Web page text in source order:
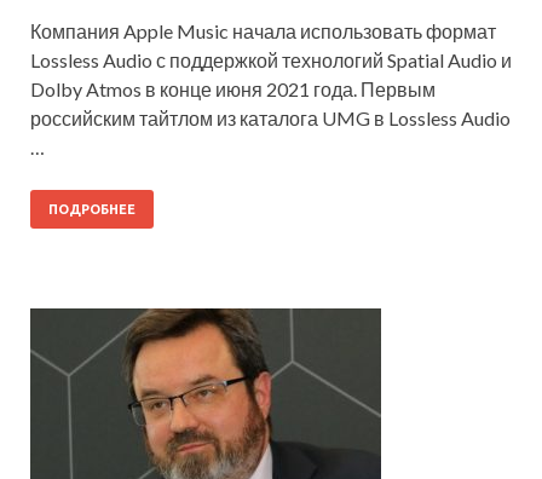
Компания Apple Music начала использовать формат
Lossless Audio с поддержкой технологий Spatial Audio и
Dolby Atmos в конце июня 2021 года. Первым
российским тайтлом из каталога UMG в Lossless Audio
ПОДРОБНЕЕ